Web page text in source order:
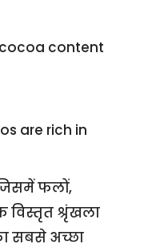
content
are rich in
फलों,
विस्तृत श्रृंखला
सबसे अच्छा